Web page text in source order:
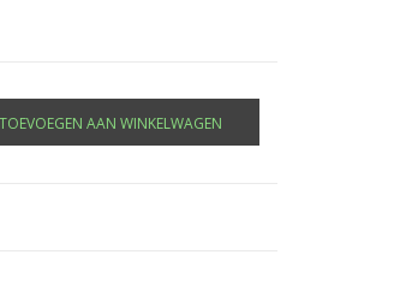
TOEVOEGEN AAN WINKELWAGEN